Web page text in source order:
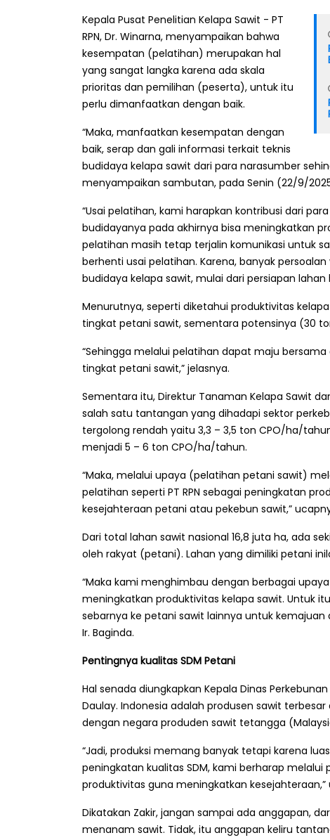
Kepala Pusat Penelitian Kelapa Sawit - PT
RPN, Dr. Winarna, menyampaikan bahwa
kesempatan (pelatihan) merupakan hal
yang sangat langka karena ada skala
prioritas dan pemilihan (peserta), untuk itu
perlu dimanfaatkan dengan baik.
“Maka, manfaatkan kesempatan dengan
baik, serap dan gali informasi terkait teknis
budidaya kelapa sawit dari para narasumber
menyampaikan sambutan, pada Senin (22/9/
“Usai pelatihan, kami harapkan kontribusi dari
budidayanya pada akhirnya bisa meningkatkan
pelatihan masih tetap terjalin komunikasi untuk
berhenti usai pelatihan. Karena, banyak
budidaya kelapa sawit, mulai dari persiapan lahan
Menurutnya, seperti diketahui produktivitas
tingkat petani sawit, sementara potensinya (30
“Sehingga melalui pelatihan dapat maju
tingkat petani sawit,” jelasnya.
Sementara itu, Direktur Tanaman Kelapa Sawit
salah satu tantangan yang dihadapi sektor
tergolong rendah yaitu 3,3 – 3,5 ton CPO/ha/
menjadi 5 – 6 ton CPO/ha/tahun.
“Maka, melalui upaya (pelatihan petani sawit)
pelatihan seperti PT RPN sebagai peningkatan
kesejahteraan petani atau pekebun sawit,”
Dari total lahan sawit nasional 16,8 juta ha, ada
oleh rakyat (petani). Lahan yang dimiliki petani
“Maka kami menghimbau dengan berbagai
meningkatkan produktivitas kelapa sawit. Untuk
sebarnya ke petani sawit lainnya untuk
Ir. Baginda.
Pentingnya kualitas SDM Petani
Hal senada diungkapkan Kepala Dinas
Daulay. Indonesia adalah produsen sawit
dengan negara produden sawit tetangga
“Jadi, produksi memang banyak tetapi karena
peningkatan kualitas SDM, kami berharap
produktivitas guna meningkatkan kesejahteraan,”
Dikatakan Zakir, jangan sampai ada anggapan,
menanam sawit. Tidak, itu anggapan keliru